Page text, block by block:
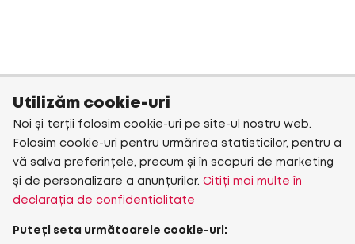
Utilizăm cookie-uri
Noi și terții folosim cookie-uri pe site-ul nostru web.
Folosim cookie-uri pentru urmărirea statisticilor, pentru a
vă salva preferințele, precum și în scopuri de marketing
și de personalizare a anunțurilor. Citiți mai multe în
declarația de confidențialitate
Puteți seta următoarele cookie-uri: